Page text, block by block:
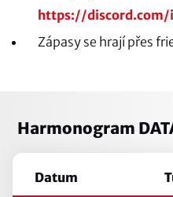
https://discord.com/
Zápasy se hrají přes
Harmonogram
Datum